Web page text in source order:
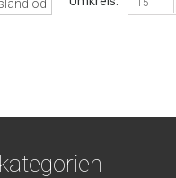
15
kategorien